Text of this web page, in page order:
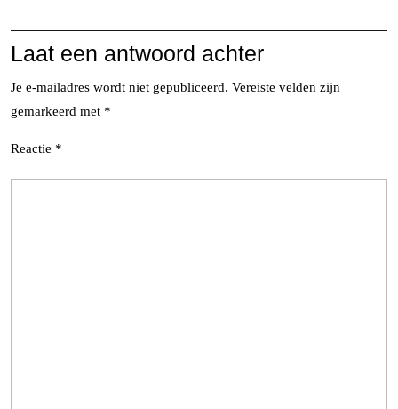
Laat een antwoord achter
Je e-mailadres wordt niet gepubliceerd. Vereiste velden zijn
gemarkeerd met *
Reactie *